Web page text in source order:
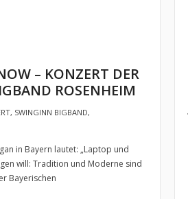
– KONZERT DER
ROSENHEIM
, SWINGINN BIGBAND,
in Bayern lautet: „Laptop und
will: Tradition und Moderne sind
Bayerischen